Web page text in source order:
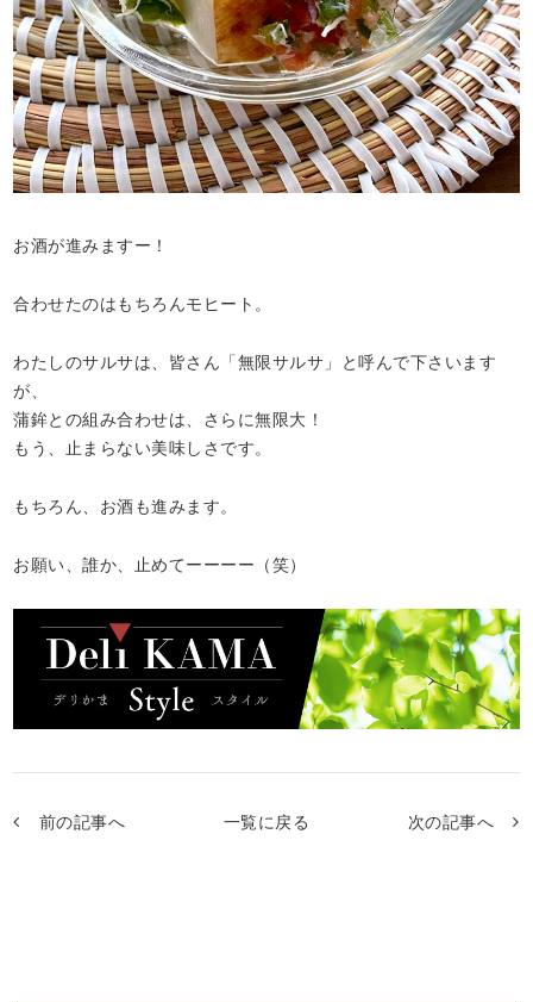
お酒が進みますー！
合わせたのはもちろんモヒート。
わたしのサルサは、皆さん「無限サルサ」と呼んで下さいます
が、
蒲鉾との組み合わせは、さらに無限大！
もう、止まらない美味しさです。
もちろん、お酒も進みます。
お願い、誰か、止めてーーーー（笑）
前の記事へ 一覧に戻る 次の記事へ